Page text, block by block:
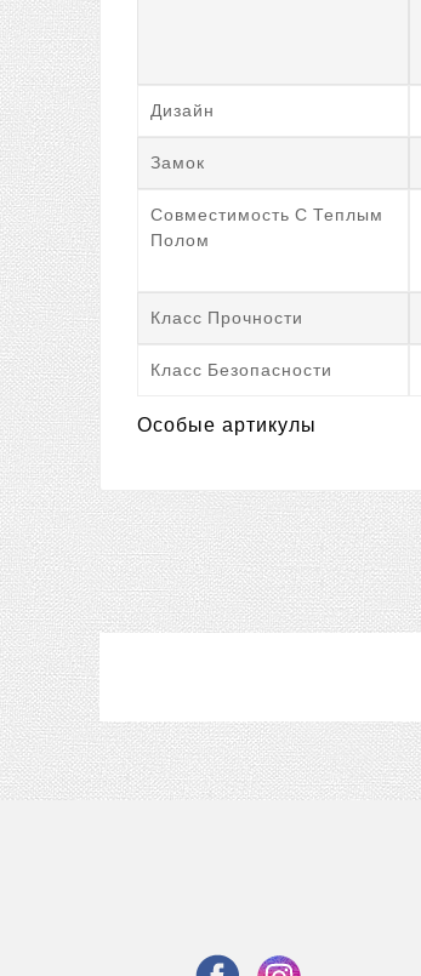
Дизайн
Замок
Совместимость С Теплым
Полом
Класс Прочности
Класс Безопасности
Особые артикулы